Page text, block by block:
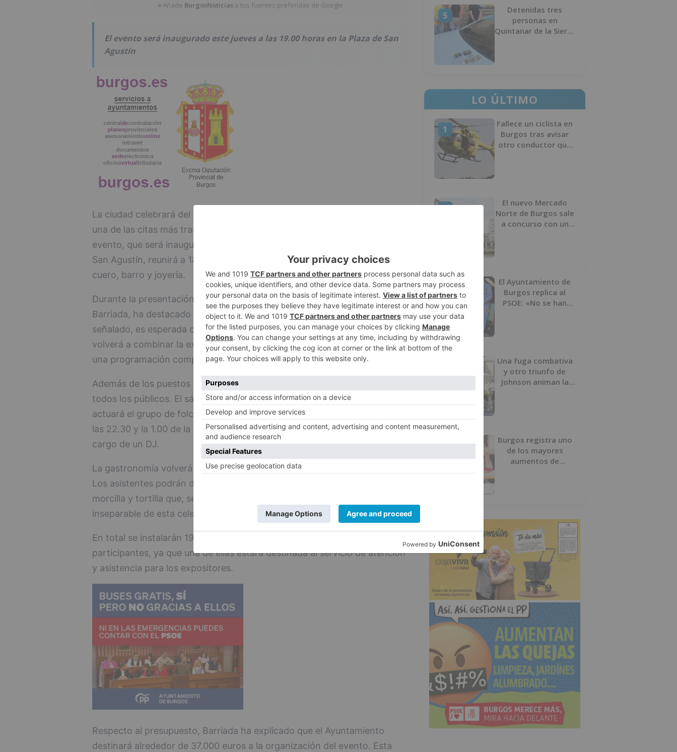
★Añade BurgosNoticias a tus fuentes preferidas de Google
El evento será inaugurado este jueves a las 19.00 horas en la Plaza de San
Agustín
La ciudad celebrará del 4 al 7 de junio la 37 edición de la Feria del Mimbre,
una de las citas más tradicionales y consolidadas del calendario local. El
evento, que será inaugurado este jueves a las 19.00 horas en la Plaza de
San Agustín, reunirá a 18 artesanos especializados en trabajos de mimbre,
cuero, barro y joyería.
Durante la presentación de la feria, el concejal de Comercio, César
Barriada, ha destacado el arraigo de una iniciativa que, según ha
señalado, es esperada cada año por numerosos burgaleses. La muestra
volverá a combinar la exposición y venta de productos artesanales con
una programación complementaria de carácter cultural y festivo.
Además de los puestos de artesanía, la feria ofrecerá actividades para
todos los públicos. El sábado 6 de junio, entre las 19.00 y las 20.00 horas,
actuará el grupo de folclore burgalés Trébedes. Esa misma jornada, entre
las 22.30 y la 1.00 de la madrugada, se celebrará una sesión musical a
cargo de un DJ.
La gastronomía volverá a tener un papel destacado en el recinto ferial.
Los asistentes podrán disfrutar de los tradicionales pinchos de chorizo,
morcilla y tortilla que, según recordó el concejal, forman parte
inseparable de esta celebración.
En total se instalarán 19 casetas, una más que el número de artesanos
participantes, ya que una de ellas estará destinada al servicio de atención
y asistencia para los expositores.
Respecto al presupuesto, Barriada ha explicado que el Ayuntamiento
destinará alrededor de 37.000 euros a la organización del evento. Esta
5
Detenidas tres
personas en
Quintanar de la Sierra
LO ÚLTIMO
1
Fallece un ciclista en
Burgos tras avisar
otro conductor que
2
El nuevo Mercado
Norte de Burgos sale
a concurso con un
3
El Ayuntamiento de
Burgos replica al
PSOE: «No se han
Una fuga combativa
y otro triunfo de
Johnson animan la
5
Burgos registra uno
de los mayores
aumentos de